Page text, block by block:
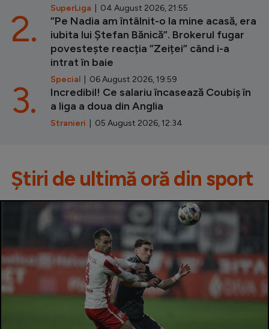
SuperLiga | 04 August 2026, 21:55
”Pe Nadia am întâlnit-o la mine acasă, era
iubita lui Ștefan Bănică”. Brokerul fugar
povestește reacția ”Zeiței” când i-a
intrat în baie
Special | 06 August 2026, 19:59
2.
Incredibil! Ce salariu încasează Coubiș în
a liga a doua din Anglia
Stranieri | 05 August 2026, 12:34
3.
Știri de ultimă oră din sport